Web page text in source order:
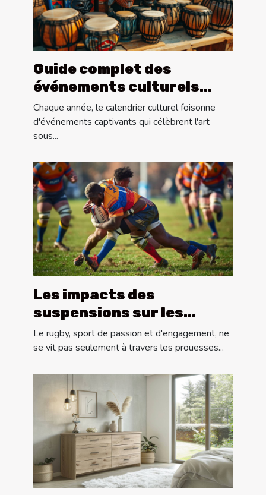
Guide complet des
événements culturels
annuels à ne pas manquer
Chaque année, le calendrier culturel foisonne
d'événements captivants qui célèbrent l'art
sous...
Les impacts des
suspensions sur les
performances des
équipes de rugby
Le rugby, sport de passion et d'engagement, ne
se vit pas seulement à travers les prouesses...